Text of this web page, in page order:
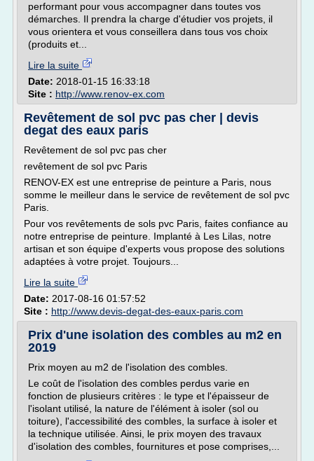
performant pour vous accompagner dans toutes vos
démarches. Il prendra la charge d'étudier vos projets, il
vous orientera et vous conseillera dans tous vos choix
(produits et...
Lire la suite
Date: 2018-01-15 16:33:18
Site : http://www.renov-ex.com
Revêtement de sol pvc pas cher | devis
degat des eaux paris
Revêtement de sol pvc pas cher
revêtement de sol pvc Paris
RENOV-EX est une entreprise de peinture a Paris, nous
somme le meilleur dans le service de revêtement de sol pvc
Paris.
Pour vos revêtements de sols pvc Paris, faites confiance au
notre entreprise de peinture. Implanté à Les Lilas, notre
artisan et son équipe d'experts vous propose des solutions
adaptées à votre projet. Toujours...
Lire la suite
Date: 2017-08-16 01:57:52
Site : http://www.devis-degat-des-eaux-paris.com
Prix d'une isolation des combles au m2 en
2019
Prix moyen au m2 de l'isolation des combles.
Le coût de l'isolation des combles perdus varie en
fonction de plusieurs critères : le type et l'épaisseur de
l'isolant utilisé, la nature de l'élément à isoler (sol ou
toiture), l'accessibilité des combles, la surface à isoler et
la technique utilisée. Ainsi, le prix moyen des travaux
d'isolation des combles, fournitures et pose comprises,...